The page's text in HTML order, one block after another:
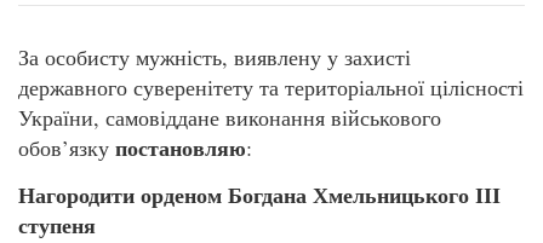
За особисту мужність, виявлену у захисті
державного суверенітету та територіальної цілісності
України, самовіддане виконання військового
обов’язку постановляю:
Нагородити орденом Богдана Хмельницького ІІІ
ступеня